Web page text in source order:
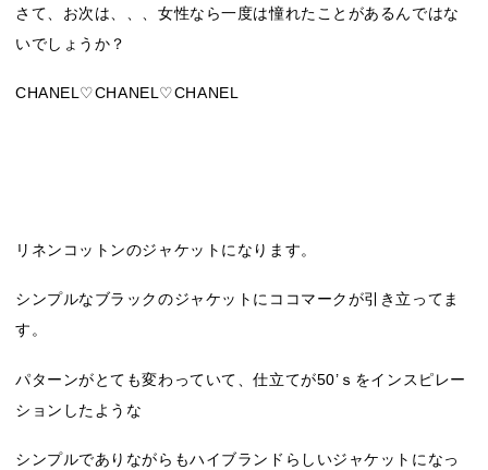
さて、お次は、、、女性なら一度は憧れたことがあるんではな
いでしょうか？
CHANEL♡CHANEL♡CHANEL
リネンコットンのジャケットになります。
シンプルなブラックのジャケットにココマークが引き立ってま
す。
パターンがとても変わっていて、仕立てが50’ｓをインスピレー
ションしたような
シンプルでありながらもハイブランドらしいジャケットになっ